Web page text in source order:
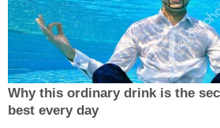
Why this ordinary drink is the
best every day